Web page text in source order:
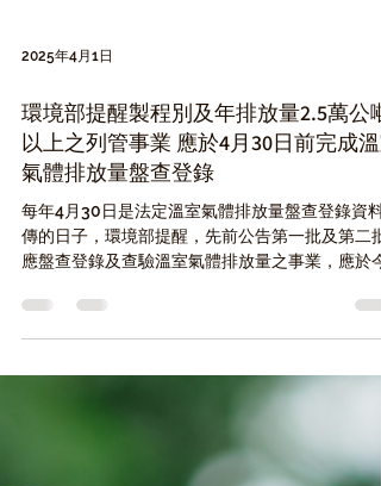
2025年4月1日
環境部提醒製程別及年排放量2.5萬公噸
氣體排放量盤查登錄